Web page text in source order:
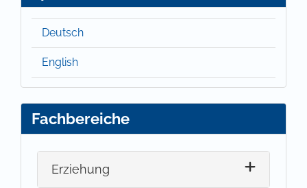
Deutsch
English
Fachbereiche
Erziehung